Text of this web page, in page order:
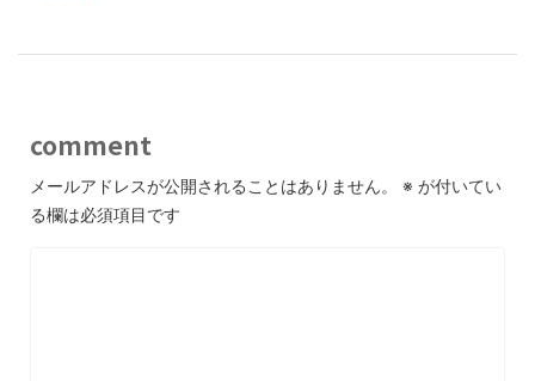
comment
メールアドレスが公開されることはありません。 ※ が付いてい
る欄は必須項目です